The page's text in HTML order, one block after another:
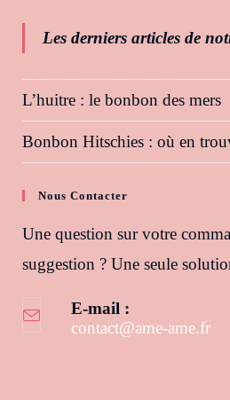
Les derniers articles de
L’huitre : le bonbon des mers
Bonbon Hitschies : où en
Nous Contacter
Une question sur votre
suggestion ? Une seule
E-mail :
contact@ame-ame.fr